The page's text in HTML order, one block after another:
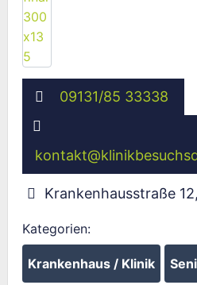
09131/85 33338
kontakt@
Krankenhausstraße 12,
Kategorien:
Krankenhaus / Klinik